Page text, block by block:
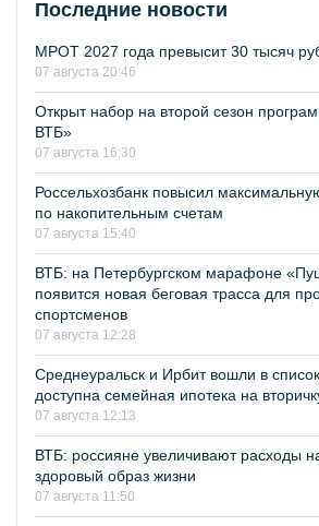
Последние новости
МРОТ 2027 года превысит 30 тысяч
07 августа 20:46
Открыт набор на второй сезон
ВТБ»
07 августа 16:30
Россельхозбанк повысил
по накопительным счетам
07 августа 15:40
ВТБ: на Петербургском марафоне
появится новая беговая трасса для
спортсменов
07 августа 12:28
Среднеуральск и Ирбит вошли в
доступна семейная ипотека на
07 августа 12:13
ВТБ: россияне увеличивают расходы
здоровый образ жизни
07 августа 11:50